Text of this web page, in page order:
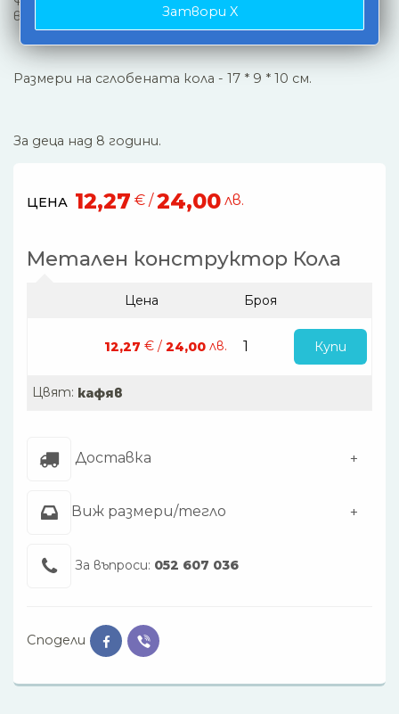
Затвори X
въображението на детето.
Размери на сглобената кола - 17 * 9 * 10 см.
За деца над 8 години.
ЦЕНА 12,27 € /24,00 лв.
Метален конструктор Кола
Цена Броя
12,27 € / 24,00лв. Купи
Цвят: кафяв
Доставка
Виж размери/тегло
За въпроси: 052 607 036
Сподели